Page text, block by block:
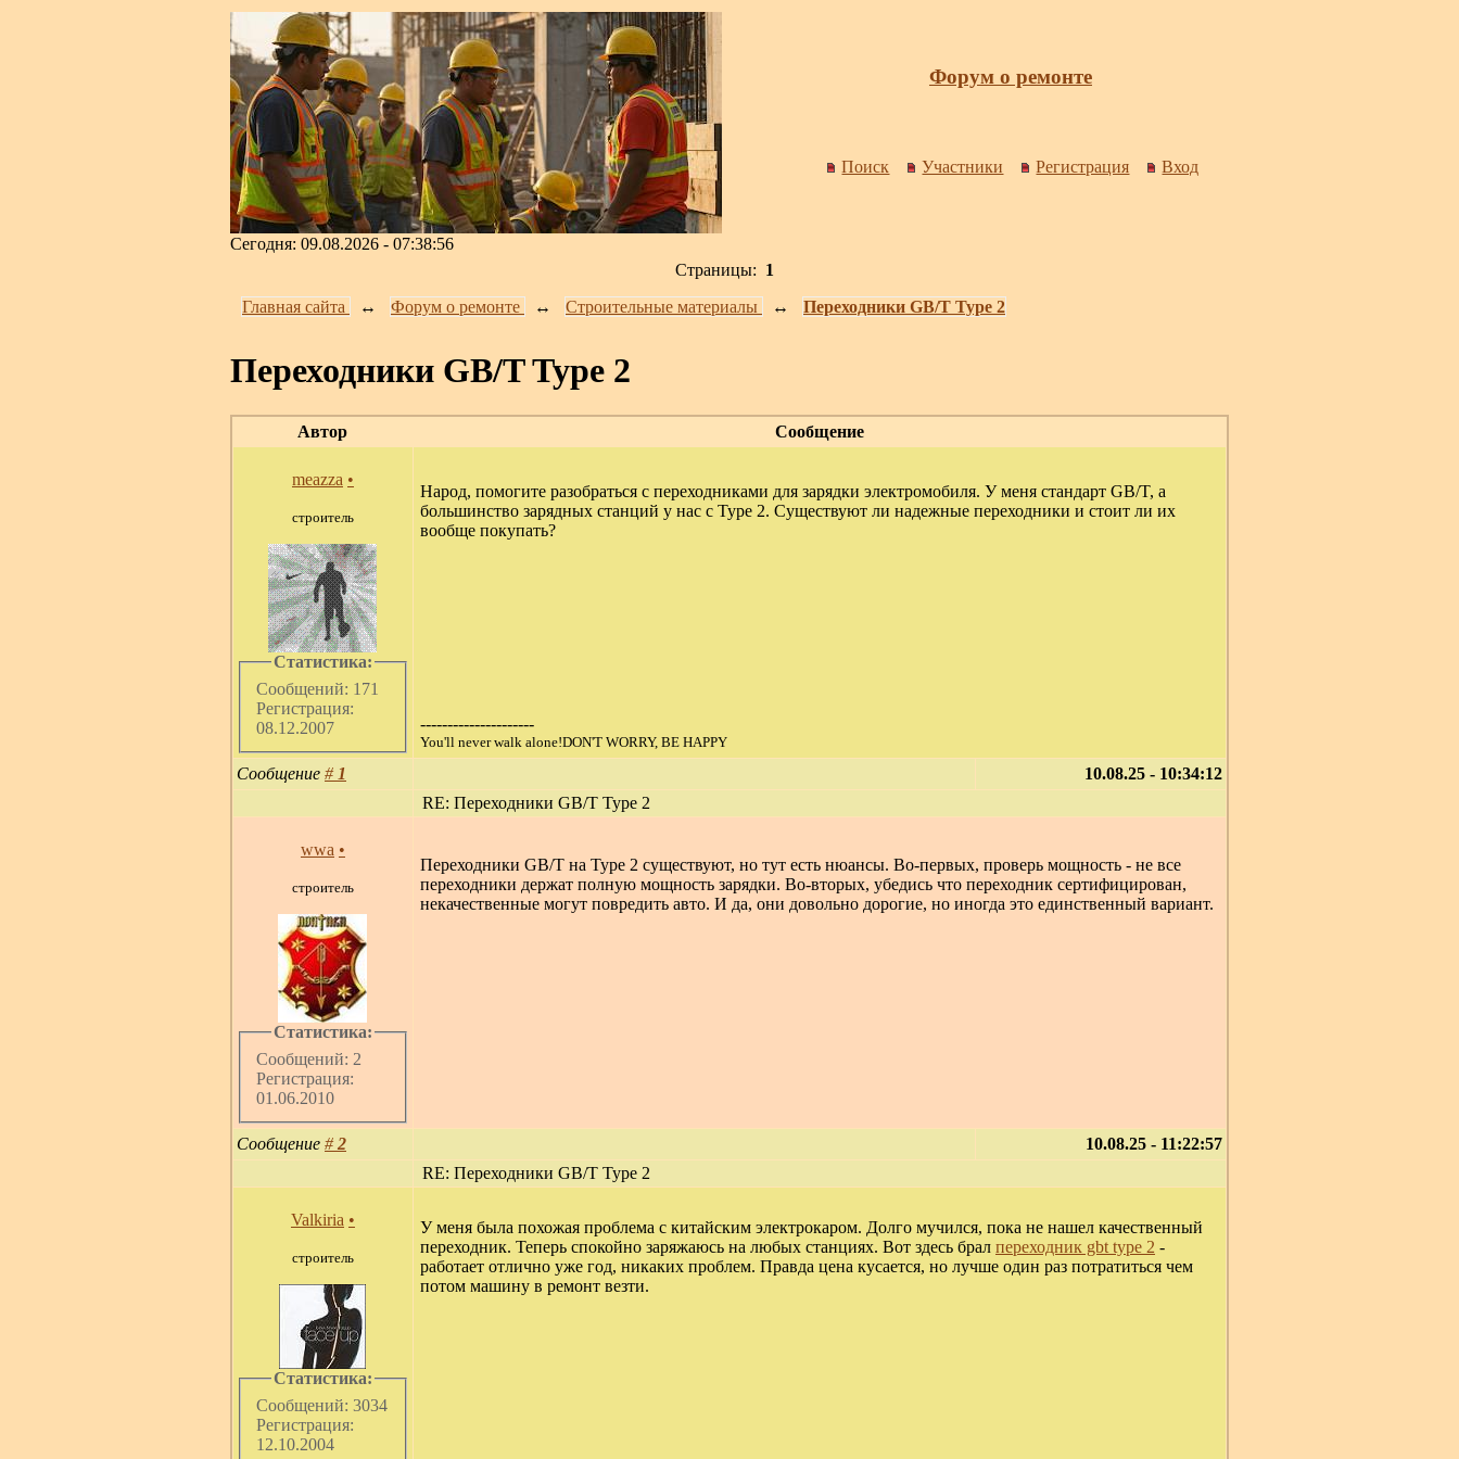
Форум о ремонте
Поиск Участники Регистрация Вход
Сегодня: 09.08.2026 - 07:38:56
Страницы: 1
Главная сайта
↔️ Форум о ремонте ↔️ Строительные материалы ↔️ Переходники GB/T Type 2
Переходники GB/T Type 2
Автор Сообщение
meazza •
строитель
Статистика:
Сообщений: 171
Регистрация:
08.12.2007
Народ, помогите разобраться с переходниками для зарядки электромобиля. У меня стандарт GB/T, а
большинство зарядных станций у нас с Type 2. Существуют ли надежные переходники и стоит ли их
вообще покупать?
---------------------
You'll never walk alone!DON'T WORRY, BE HAPPY
Сообщение # 1
10.08.25 - 10:34:12
RE: Переходники GB/T Type 2
wwa •
строитель
Статистика:
Сообщений: 2
Регистрация:
01.06.2010
Переходники GB/T на Type 2 существуют, но тут есть нюансы. Во-первых, проверь мощность - не все
переходники держат полную мощность зарядки. Во-вторых, убедись что переходник сертифицирован,
некачественные могут повредить авто. И да, они довольно дорогие, но иногда это единственный вариант.
Сообщение #2
10.08.25 - 11:22:57
RE: Переходники GB/T Type 2
Valkiria •
строитель
Статистика:
Сообщений: 3034
Регистрация:
12.10.2004
У меня была похожая проблема с китайским электрокаром. Долго мучился, пока не нашел качественный
переходник. Теперь спокойно заряжаюсь на любых станциях. Вот здесь брал переходник gbt type 2 -
работает отлично уже год, никаких проблем. Правда цена кусается, но лучше один раз потратиться чем
потом машину в ремонт везти.